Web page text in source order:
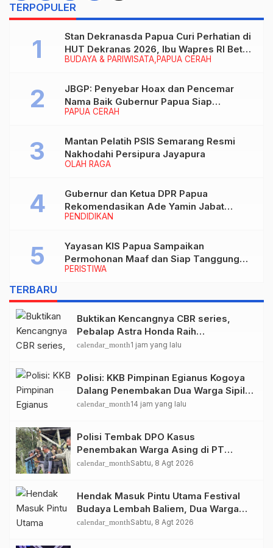
TERPOPULER
BUDAYA & PARIWISATA PAPUA CERAH
Stan Dekranasda Papua Curi Perhatian di
HUT Dekranas 2026, Ibu Wapres RI Betah
Menikmati Karya Perajin
PAPUA CERAH
JBGP: Penyebar Hoax dan Pencemar
Nama Baik Gubernur Papua Siap
Berhadapan dengan Hukum!
OLAH RAGA
Mantan Pelatih PSIS Semarang Resmi
Nakhodahi Persipura Jayapura
PENDIDIKAN
Gubernur dan Ketua DPR Papua
Rekomendasikan Ade Yamin Jabat
Rektor IAIN Fattahul Muluk Papua
PERISTIWA
Yayasan KIS Papua Sampaikan
Permohonan Maaf dan Siap Tanggung
Biaya Korban Dugaan Keracunan MBG di
TERBARU
Buktikan Kencangnya CBR series,
Pebalap Astra Honda Raih
Kemenangan di Mandalika
calendar_month1 jam yang lalu
Polisi: KKB Pimpinan Egianus Kogoya
Dalang Penembakan Dua Warga Sipil
saat Festival Budaya Lembah Baliem
calendar_month14 jam yang lalu
Polisi Tembak DPO Kasus
Penembakan Warga Asing di PT
Freeport Indonesia
calendar_monthSabtu, 8 Agt 2026
Hendak Masuk Pintu Utama Festival
Budaya Lembah Baliem, Dua Warga
Sipil Ditembak OTK
calendar_monthSabtu, 8 Agt 2026